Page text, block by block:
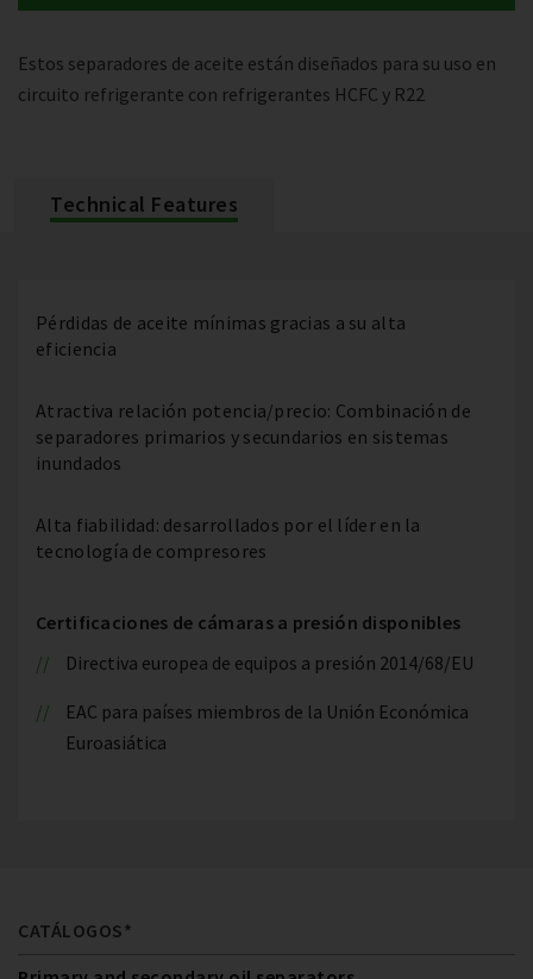
Estos separadores de aceite están diseñados para su uso en
circuito refrigerante con refrigerantes HCFC y R22
Technical Features
Pérdidas de aceite mínimas gracias a su alta
eficiencia
Atractiva relación potencia/precio: Combinación de
separadores primarios y secundarios en sistemas
inundados
Alta fiabilidad: desarrollados por el líder en la
tecnología de compresores
Certificaciones de cámaras a presión disponibles
Directiva europea de equipos a presión 2014/68/EU
EAC para países miembros de la Unión Económica
Euroasiática
CATÁLOGOS*